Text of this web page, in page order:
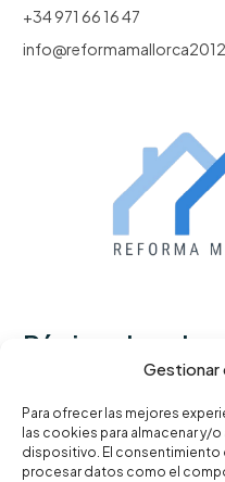
Gestionar
Para ofrecer las mejores
las cookies para almacenar y/
dispositivo. El
procesar datos como el
+34 971 66 16 47
Páginas legales
Política de privacidad
Términos y condiciones
Política de cookies